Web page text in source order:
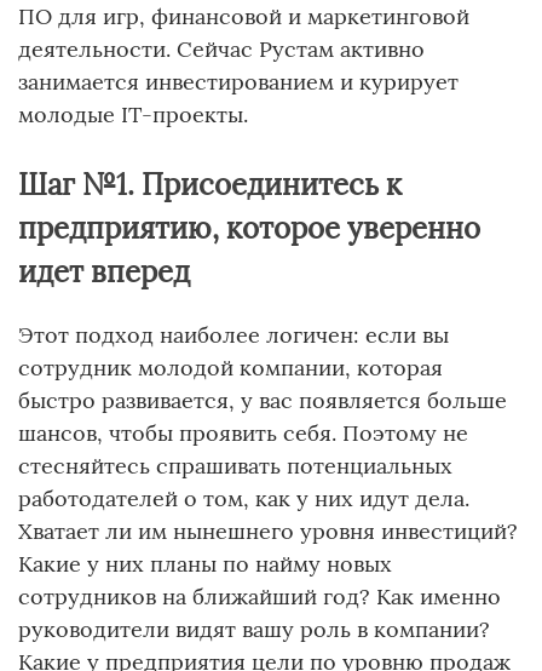
ПО для игр, финансовой и маркетинговой
деятельности. Сейчас Рустам активно
занимается инвестированием и курирует
молодые IT-проекты.
Шаг №1. Присоединитесь к
предприятию, которое уверенно
идет вперед
Этот подход наиболее логичен: если вы
сотрудник молодой компании, которая
быстро развивается, у вас появляется больше
шансов, чтобы проявить себя. Поэтому не
стесняйтесь спрашивать потенциальных
работодателей о том, как у них идут дела.
Хватает ли им нынешнего уровня инвестиций?
Какие у них планы по найму новых
сотрудников на ближайший год? Как именно
руководители видят вашу роль в компании?
Какие у предприятия цели по уровню продаж